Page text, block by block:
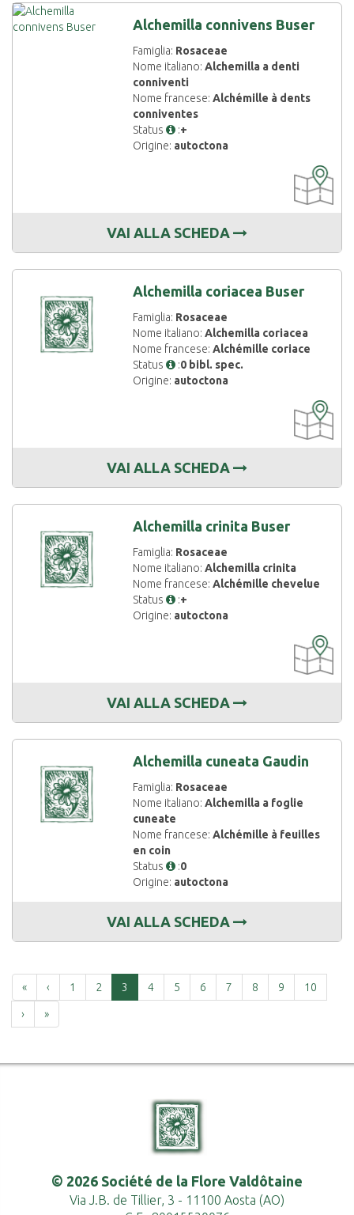
Alchemilla connivens Buser
Famiglia: Rosaceae
Nome italiano:Alchemilla a denti
conniventi
Nome francese:Alchémille à dents
conniventes
Status
:+
Origine: autoctona
DISPONIBILE
VAI ALLA SCHEDA
Alchemilla coriacea Buser
Famiglia: Rosaceae
Nome italiano:Alchemilla coriacea
Nome francese:Alchémille coriace
Status
:0 bibl. spec.
Origine: autoctona
DISPONIBILE
VAI ALLA SCHEDA
Alchemilla crinita Buser
Famiglia: Rosaceae
Nome italiano:Alchemilla crinita
Nome francese:Alchémille chevelue
Status
:+
Origine: autoctona
DISPONIBILE
VAI ALLA SCHEDA
Alchemilla cuneata Gaudin
Famiglia: Rosaceae
Nome italiano:Alchemilla a foglie
cuneate
Nome francese:Alchémille à feuilles
en coin
Status
:0
Origine: autoctona
VAI ALLA SCHEDA
Prima
« Precedente
‹ 1 2 3 4 5 6 7 8 9 10
Successiva
› Ultima
»
© 2026 Société de la Flore Valdôtaine
Via J.B. de Tillier, 3 - 11100 Aosta (AO)